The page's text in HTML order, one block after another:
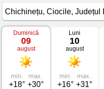
Vremea
Chichinețu
Ciocile,
Județul
Brăila
Duminică
09
august
min.
+18°
max.
+30°
Luni
10
august
min.
+16°
max.
+31°